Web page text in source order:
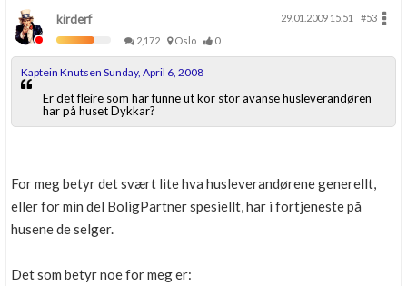
kirderf 29.01.2009 15.51
#53
2,172
Oslo 0
Kaptein Knutsen Sunday, April 6, 2008
Er det fleire som har funne ut kor stor avanse husleverandøren
har på huset Dykkar?
For meg betyr det svært lite hva husleverandørene generellt,
eller for min del BoligPartner spesiellt, har i fortjeneste på
husene de selger.
Det som betyr noe for meg er: